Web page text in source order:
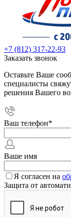
+7 (812) 317-22-93
Заказать звонок
Оставьте Ваше
специалисты
решения Вашего
Ваш телефон*
Ваше имя
Я согласен на
Защита от